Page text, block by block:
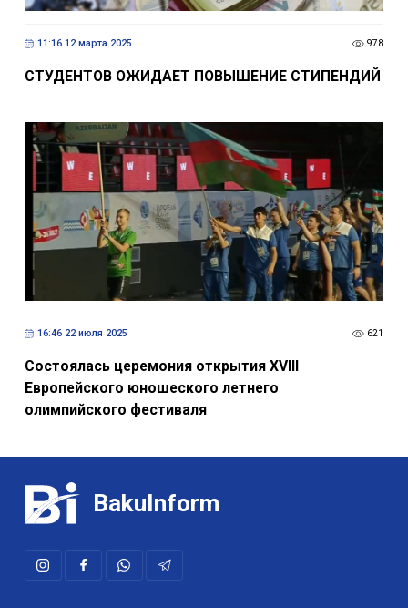
11:16 12 марта 2025 978
СТУДЕНТОВ ОЖИДАЕТ ПОВЫШЕНИЕ СТИПЕНДИЙ
16:46 22 июля 2025 621
Состоялась церемония открытия XVIII
Европейского юношеского летнего
олимпийского фестиваля
BakuInform